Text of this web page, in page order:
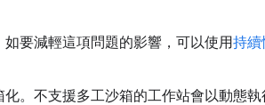
要減輕這項問題的影響，可以使用持續
。不支援多工沙箱的工作站會以動態